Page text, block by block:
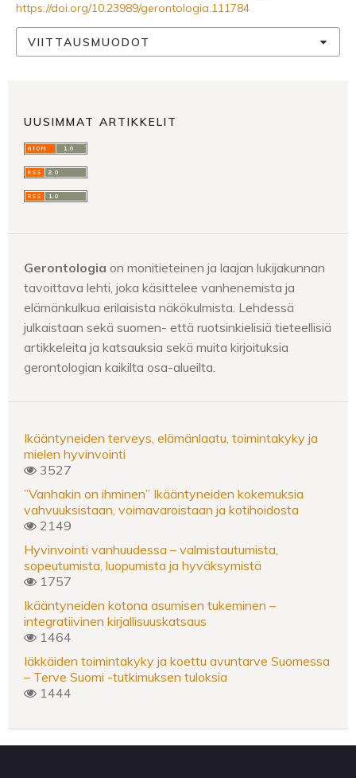
https://doi.org/10.23989/gerontologia.111784
VIITTAUSMUODOT
UUSIMMAT ARTIKKELIT
Gerontologia on monitieteinen ja laajan lukijakunnan
tavoittava lehti, joka käsittelee vanhenemista ja
elämänkulkua erilaisista näkökulmista. Lehdessä
julkaistaan sekä suomen- että ruotsinkielisiä tieteellisiä
artikkeleita ja katsauksia sekä muita kirjoituksia
gerontologian kaikilta osa-alueilta.
Ikääntyneiden terveys, elämänlaatu, toimintakyky ja
mielen hyvinvointi
3527
”Vanhakin on ihminen” Ikääntyneiden kokemuksia
vahvuuksistaan, voimavaroistaan ja kotihoidosta
2149
Hyvinvointi vanhuudessa – valmistautumista,
sopeutumista, luopumista ja hyväksymistä
1757
Ikääntyneiden kotona asumisen tukeminen –
integratiivinen kirjallisuuskatsaus
1464
Iäkkäiden toimintakyky ja koettu avuntarve Suomessa
– Terve Suomi -tutkimuksen tuloksia
1444